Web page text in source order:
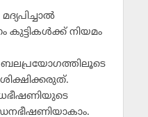
കുട്ടികള്‍ക്ക് നിയമം
ബലപ്രയോഗത്തിലൂടെ